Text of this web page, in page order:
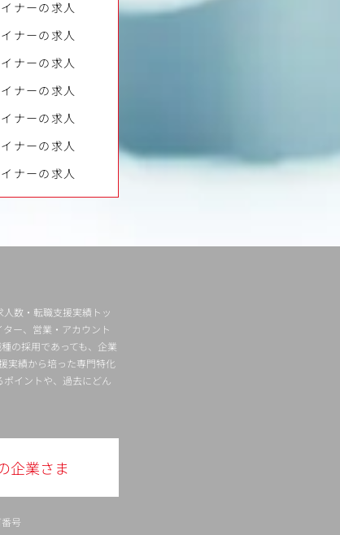
ナーの求人
ナーの求人
ナーの求人
ナーの求人
ナーの求人
ナーの求人
ナーの求人
数・転職支援実績トッ
ー、営業・アカウント
の採用であっても、企業
実績から培った専門特化
イントや、過去にどん
企業さま
号